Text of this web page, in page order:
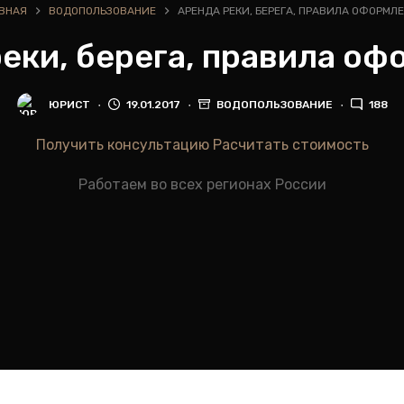
ВОДОПОЛЬЗОВАНИЕ АРЕНДА РЕКИ, БЕРЕГА, ПРАВИЛА
берега, правила
ЮРИСТ 19.01.2017 ВОДОПОЛЬЗОВАНИЕ 188
Получить консультацию Расчитать стоимость
Работаем во всех регионах России